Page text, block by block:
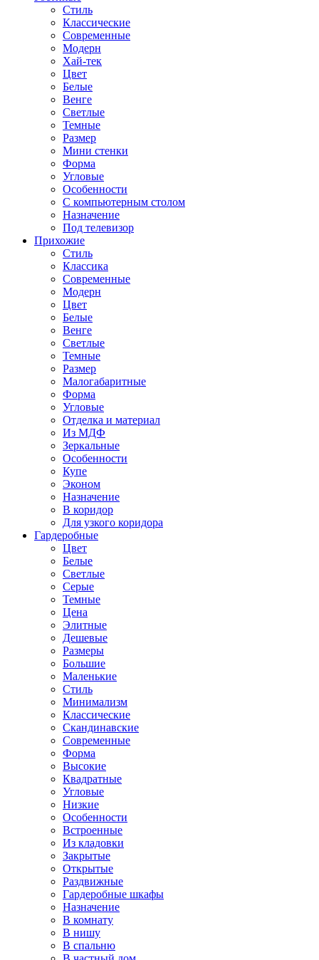
Стиль
Классические
Современные
Модерн
Хай-тек
Цвет
Белые
Венге
Светлые
Темные
Размер
Мини стенки
Форма
Угловые
Особенности
С компьютерным столом
Назначение
Под телевизор
Прихожие
Стиль
Классика
Современные
Модерн
Цвет
Белые
Венге
Светлые
Темные
Размер
Малогабаритные
Форма
Угловые
Отделка и материал
Из МДФ
Зеркальные
Особенности
Купе
Эконом
Назначение
В коридор
Для узкого коридора
Гардеробные
Цвет
Белые
Светлые
Серые
Темные
Цена
Элитные
Дешевые
Размеры
Большие
Маленькие
Стиль
Минимализм
Классические
Скандинавские
Современные
Форма
Высокие
Квадратные
Угловые
Низкие
Особенности
Встроенные
Из кладовки
Закрытые
Открытые
Раздвижные
Гардеробные шкафы
Назначение
В комнату
В нишу
В спальню